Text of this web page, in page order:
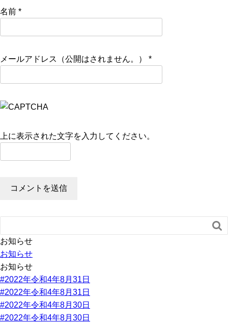
名前 *
メールアドレス（公開はされません。） *
上に表示された文字を入力してください。

お知らせ
お知らせ
お知らせ
#2022年令和4年8月31日
#2022年令和4年8月31日
#2022年令和4年8月30日
#2022年令和4年8月30日